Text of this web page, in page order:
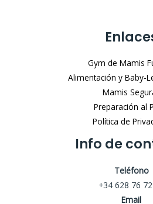
Gym de Mamis
Alimentación y Baby-
Mamis
Preparación al
Política de
Info de
Teléfono
+34 628 76
Email